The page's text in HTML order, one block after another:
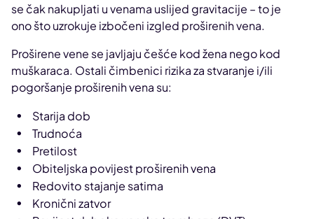
se čak nakupljati u venama uslijed gravitacije – to je
ono što uzrokuje izbočeni izgled proširenih vena.
Proširene vene se javljaju češće kod žena nego kod
muškaraca. Ostali čimbenici rizika za stvaranje i/ili
pogoršanje proširenih vena su:
Starija dob
Trudnoća
Pretilost
Obiteljska povijest proširenih vena
Redovito stajanje satima
Kronični zatvor